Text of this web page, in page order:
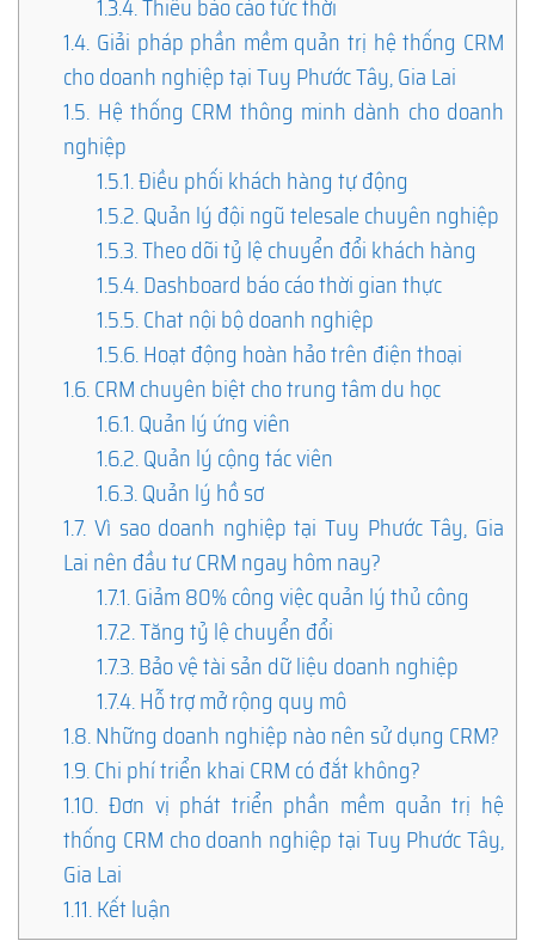
1.3.4.Thiếu báo cáo tức thời
1.4. Giải pháp phần mềm quản trị hệ thống CRM
cho doanh nghiệp tại Tuy Phước Tây, Gia Lai
1.5. Hệ thống CRM thông minh dành cho doanh
nghiệp
1.5.1.Điều phối khách hàng tự động
1.5.2.Quản lý đội ngũ telesale chuyên nghiệp
1.5.3.Theo dõi tỷ lệ chuyển đổi khách hàng
1.5.4.Dashboard báo cáo thời gian thực
1.5.5.Chat nội bộ doanh nghiệp
1.5.6.Hoạt động hoàn hảo trên điện thoại
1.6.CRM chuyên biệt cho trung tâm du học
1.6.1.Quản lý ứng viên
1.6.2.Quản lý cộng tác viên
1.6.3.Quản lý hồ sơ
1.7. Vì sao doanh nghiệp tại Tuy Phước Tây, Gia
Lai nên đầu tư CRM ngay hôm nay?
1.7.1.Giảm 80% công việc quản lý thủ công
1.7.2.Tăng tỷ lệ chuyển đổi
1.7.3.Bảo vệ tài sản dữ liệu doanh nghiệp
1.7.4.Hỗ trợ mở rộng quy mô
1.8.Những doanh nghiệp nào nên sử dụng CRM?
1.9.Chi phí triển khai CRM có đắt không?
1.10. Đơn vị phát triển phần mềm quản trị hệ
thống CRM cho doanh nghiệp tại Tuy Phước Tây,
Gia Lai
1.11.Kết luận